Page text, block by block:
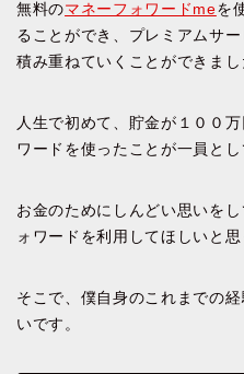
無料のマネーフォワードmeを
ることができ、プレミアムサ
積み重ねていくことができまし
人生で初めて、貯金が１００
ワードを使ったことが一員と
お金のためにしんどい思いを
ォワードを利用してほしいと思
そこで、僕自身のこれまでの
いです。